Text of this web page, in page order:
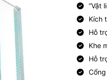
“Vật
Kích
Hỗ
Khe
Hỗ